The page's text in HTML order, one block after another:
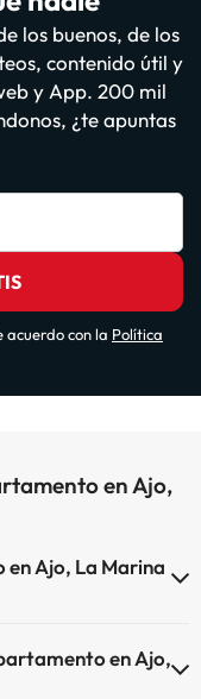
los buenos, de los
contenido útil y
y App. 200 mil
¿te apuntas
acuerdo con la Política
en Ajo,
en Ajo, La Marina
en Ajo,